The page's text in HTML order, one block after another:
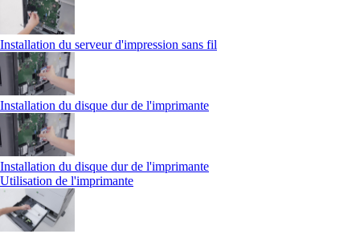
Installation du serveur d'impression sans fil
Installation du disque dur de l'imprimante
Installation du disque dur de l'imprimante
Utilisation de l'imprimante